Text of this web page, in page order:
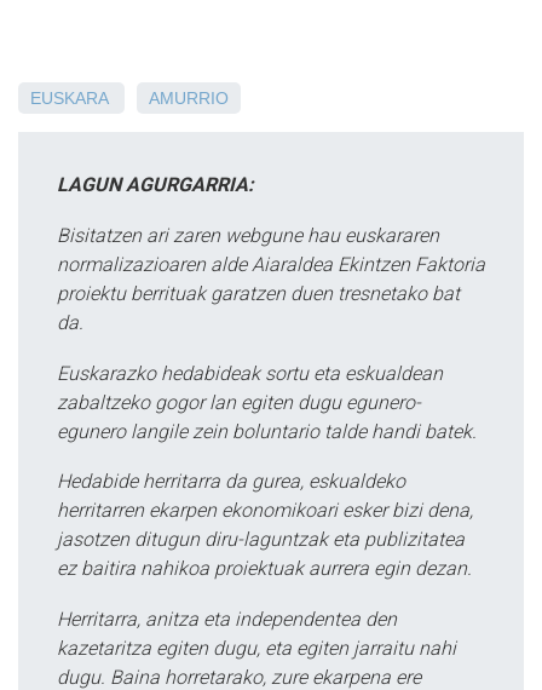
EUSKARA AMURRIO
LAGUN AGURGARRIA:
Bisitatzen ari zaren webgune hau euskararen
normalizazioaren alde Aiaraldea Ekintzen Faktoria
proiektu berrituak garatzen duen tresnetako bat
da.
Euskarazko hedabideak sortu eta eskualdean
zabaltzeko gogor lan egiten dugu egunero-
egunero langile zein boluntario talde handi batek.
Hedabide herritarra da gurea, eskualdeko
herritarren ekarpen ekonomikoari esker bizi dena,
jasotzen ditugun diru-laguntzak eta publizitatea
ez baitira nahikoa proiektuak aurrera egin dezan.
Herritarra, anitza eta independentea den
kazetaritza egiten dugu, eta egiten jarraitu nahi
dugu. Baina horretarako, zure ekarpena ere